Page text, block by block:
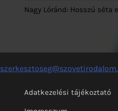
Nagy Lóránd: Hosszú séta
Adatkezelési tájékoztató